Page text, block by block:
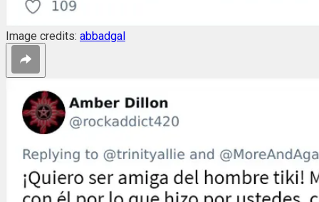
Image credits: abbadgal